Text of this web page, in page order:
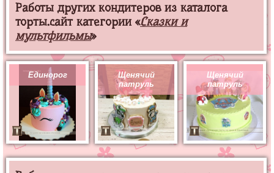
Работы других кондитеров из каталога
торты.сайт категории «Сказки и
мультфильмы»
Единорог
Щенячий
патруль
Щенячий
патруль